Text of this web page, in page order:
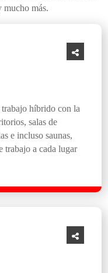
mucho más.
híbrido con la
salas de
e incluso saunas,
trabajo a cada lugar